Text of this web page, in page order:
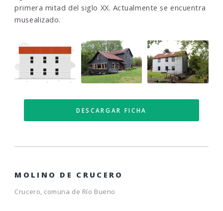
primera mitad del siglo XX. Actualmente se encuentra
musealizado.
DESCARGAR FICHA
MOLINO DE CRUCERO
Crucero, comuna de Río Bueno